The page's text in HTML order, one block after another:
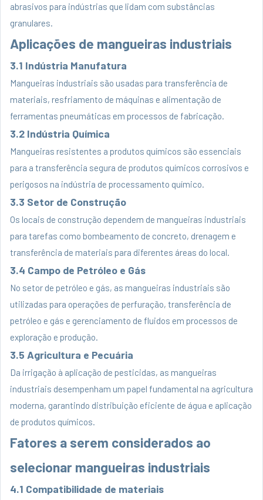
abrasivos para indústrias que lidam com substâncias
granulares.
Aplicações de mangueiras industriais
3.1 Indústria Manufatura
Mangueiras industriais são usadas para transferência de
materiais, resfriamento de máquinas e alimentação de
ferramentas pneumáticas em processos de fabricação.
3.2 Indústria Química
Mangueiras resistentes a produtos químicos são essenciais
para a transferência segura de produtos químicos corrosivos e
perigosos na indústria de processamento químico.
3.3 Setor de Construção
Os locais de construção dependem de mangueiras industriais
para tarefas como bombeamento de concreto, drenagem e
transferência de materiais para diferentes áreas do local.
3.4 Campo de Petróleo e Gás
No setor de petróleo e gás, as mangueiras industriais são
utilizadas para operações de perfuração, transferência de
petróleo e gás e gerenciamento de fluidos em processos de
exploração e produção.
3.5 Agricultura e Pecuária
Da irrigação à aplicação de pesticidas, as mangueiras
industriais desempenham um papel fundamental na agricultura
moderna, garantindo distribuição eficiente de água e aplicação
de produtos químicos.
Fatores a serem considerados ao
selecionar mangueiras industriais
4.1 Compatibilidade de materiais